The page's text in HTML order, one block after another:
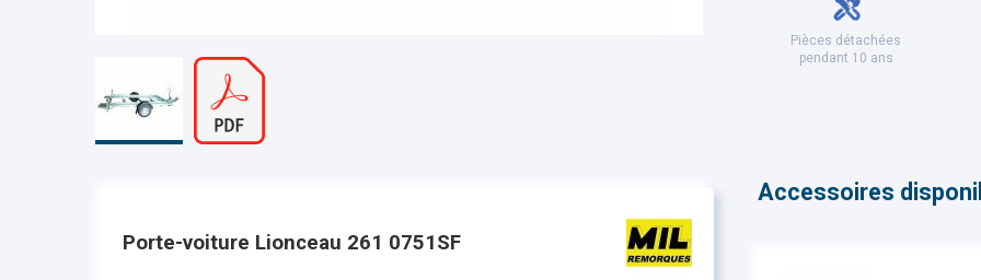
Pièces détachées
pendant 10 ans
Porte-voiture Lionceau 261 0751SF
Accessoires